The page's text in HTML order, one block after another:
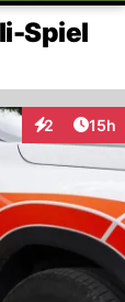
Spiel
2
Interaktionen
15h